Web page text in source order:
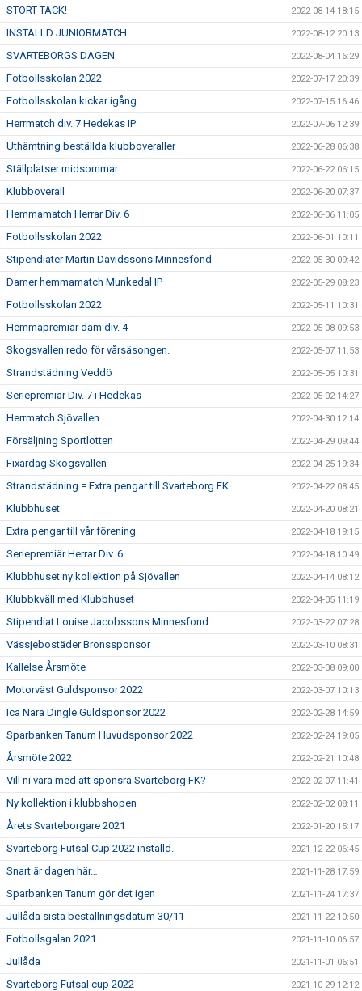
STORT TACK! 2022-08-14 18:15
INSTÄLLD JUNIORMATCH 2022-08-12 20:13
SVARTEBORGS DAGEN 2022-08-04 16:29
Fotbollsskolan 2022 2022-07-17 20:39
Fotbollsskolan kickar igång. 2022-07-15 16:46
Herrmatch div. 7 Hedekas IP 2022-07-06 12:39
Uthämtning beställda klubboveraller 2022-06-28 06:38
Ställplatser midsommar 2022-06-22 06:15
Klubboverall 2022-06-20 07:37
Hemmamatch Herrar Div. 6 2022-06-06 11:05
Fotbollsskolan 2022 2022-06-01 10:11
Stipendiater Martin Davidssons Minnesfond 2022-05-30 09:42
Damer hemmamatch Munkedal IP 2022-05-29 08:23
Fotbollsskolan 2022 2022-05-11 10:31
Hemmapremiär dam div. 4 2022-05-08 09:53
Skogsvallen redo för vårsäsongen. 2022-05-07 11:53
Strandstädning Veddö 2022-05-05 10:31
Seriepremiär Div. 7 i Hedekas 2022-05-02 14:27
Herrmatch Sjövallen 2022-04-30 12:14
Försäljning Sportlotten 2022-04-29 09:44
Fixardag Skogsvallen 2022-04-25 19:34
Strandstädning = Extra pengar till Svarteborg FK 2022-04-22 08:45
Klubbhuset 2022-04-20 08:21
Extra pengar till vår förening 2022-04-18 19:15
Seriepremiär Herrar Div. 6 2022-04-18 10:49
Klubbhuset ny kollektion på Sjövallen 2022-04-14 08:12
Klubbkväll med Klubbhuset 2022-04-05 11:19
Stipendiat Louise Jacobssons Minnesfond 2022-03-22 07:28
Vässjebostäder Bronssponsor 2022-03-10 08:31
Kallelse Årsmöte 2022-03-08 09:00
Motorväst Guldsponsor 2022 2022-03-07 10:13
Ica Nära Dingle Guldsponsor 2022 2022-02-28 14:59
Sparbanken Tanum Huvudsponsor 2022 2022-02-24 19:05
Årsmöte 2022 2022-02-21 10:48
Vill ni vara med att sponsra Svarteborg FK? 2022-02-07 11:41
Ny kollektion i klubbshopen 2022-02-02 08:11
Årets Svarteborgare 2021 2022-01-20 15:17
Svarteborg Futsal Cup 2022 inställd. 2021-12-22 06:45
Snart är dagen här… 2021-11-28 17:59
Sparbanken Tanum gör det igen 2021-11-24 17:37
Jullåda sista beställningsdatum 30/11 2021-11-22 10:50
Fotbollsgalan 2021 2021-11-10 06:57
Jullåda 2021-11-01 06:51
Svarteborg Futsal cup 2022 2021-10-29 12:12